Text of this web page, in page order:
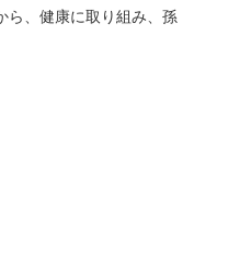
ら、健康に取り組み、孫